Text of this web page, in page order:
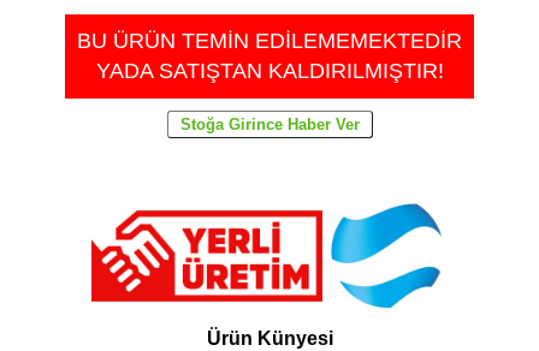
BU ÜRÜN TEMİN EDİLEMEMEKTEDİR
YADA SATIŞTAN KALDIRILMIŞTIR!
Ürün Künyesi